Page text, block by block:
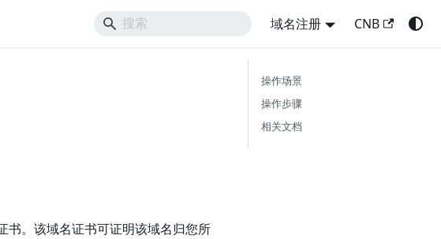
域名注册 CNB
书。该域名证书可证明该域名归您所
操作场景
操作步骤
相关文档